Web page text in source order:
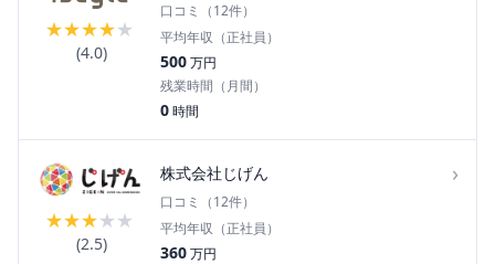
★★★★★
(4.0)
口コミ（12件）
平均年収（正社員）
500万円
残業時間（月間）
0時間
★★★★★
(2.5)
株式会社じげん ›
口コミ（12件）
平均年収（正社員）
360万円